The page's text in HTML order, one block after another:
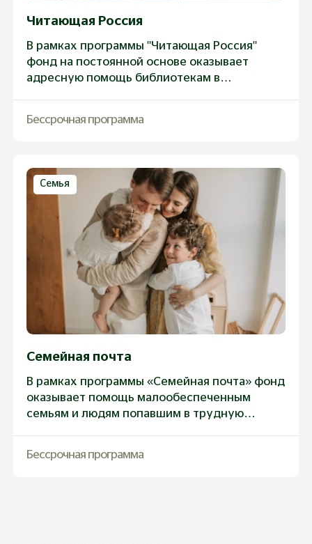
Читающая Россия
В рамках программы "Читающая Россия"
фонд на постоянной основе оказывает
адресную помощь библиотекам в
населения не больше 12 тысяч человек
Бессрочная программа
Семья
Семейная почта
В рамках программы «Семейная почта» фонд
оказывает помощь малообеспеченным
семьям и людям попавшим в трудную
помощи.
Бессрочная программа